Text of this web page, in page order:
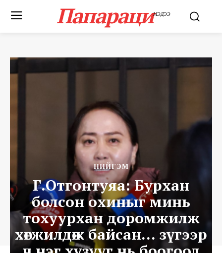
ПапарациМЭДЭЭ
НИЙГЭМ
Г.Отгонтуяа: Бурхан
болсон охиныг минь
тохуурхан доромжилж
хөгжилдөж байсан… зүгээр